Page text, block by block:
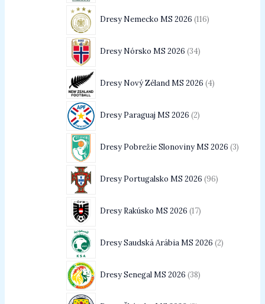
Dresy Nemecko MS 2026 116
Dresy Nórsko MS 2026 34
Dresy Nový Zéland MS 2026 4
Dresy Paraguaj MS 2026 2
Dresy Pobrežie Slonoviny MS 2026 3
Dresy Portugalsko MS 2026 96
Dresy Rakúsko MS 2026 17
Dresy Saudská Arábia MS 2026 2
Dresy Senegal MS 2026 38